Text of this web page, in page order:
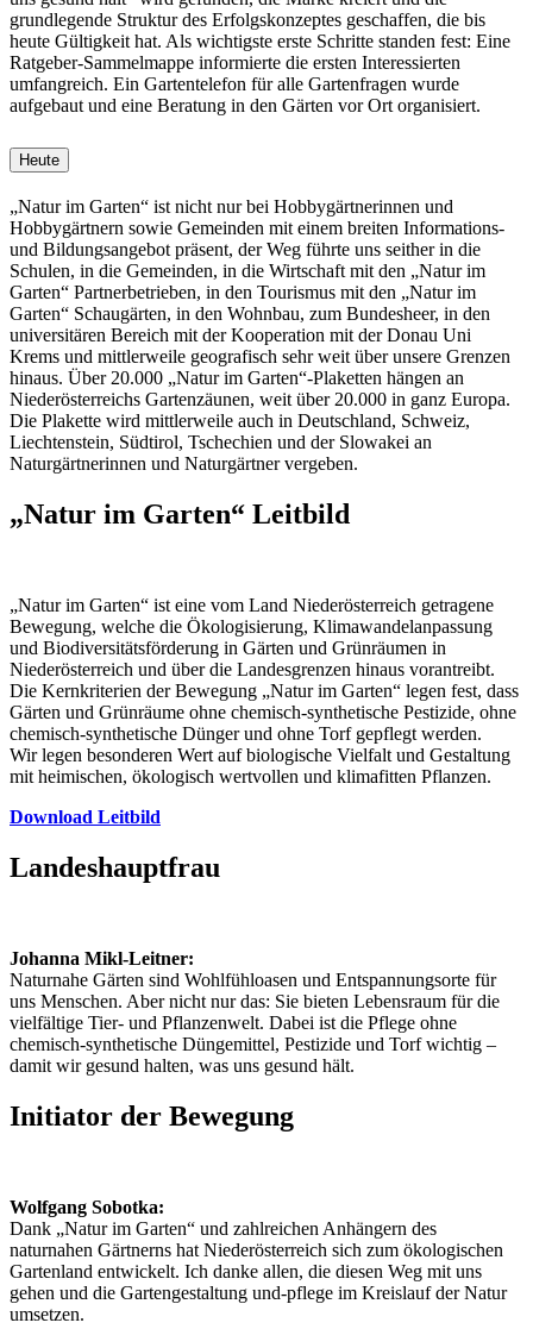
grundlegende Struktur des Erfolgskonzeptes geschaffen, die bis
heute Gültigkeit hat. Als wichtigste erste Schritte standen fest: Eine
Ratgeber-Sammelmappe informierte die ersten Interessierten
umfangreich. Ein Gartentelefon für alle Gartenfragen wurde
aufgebaut und eine Beratung in den Gärten vor Ort organisiert.
Heute
„Natur im Garten“ ist nicht nur bei Hobbygärtnerinnen und
Hobbygärtnern sowie Gemeinden mit einem breiten Informations-
und Bildungsangebot präsent, der Weg führte uns seither in die
Schulen, in die Gemeinden, in die Wirtschaft mit den „Natur im
Garten“ Partnerbetrieben, in den Tourismus mit den „Natur im
Garten“ Schaugärten, in den Wohnbau, zum Bundesheer, in den
universitären Bereich mit der Kooperation mit der Donau Uni
Krems und mittlerweile geografisch sehr weit über unsere Grenzen
hinaus. Über 20.000 „Natur im Garten“-Plaketten hängen an
Niederösterreichs Gartenzäunen, weit über 20.000 in ganz Europa.
Die Plakette wird mittlerweile auch in Deutschland, Schweiz,
Liechtenstein, Südtirol, Tschechien und der Slowakei an
Naturgärtnerinnen und Naturgärtner vergeben.
„Natur im Garten“ Leitbild
„Natur im Garten“ ist eine vom Land Niederösterreich getragene
Bewegung, welche die Ökologisierung, Klimawandelanpassung
und Biodiversitätsförderung in Gärten und Grünräumen in
Niederösterreich und über die Landesgrenzen hinaus vorantreibt.
Die Kernkriterien der Bewegung „Natur im Garten“ legen fest, dass
Gärten und Grünräume ohne chemisch-synthetische Pestizide, ohne
chemisch-synthetische Dünger und ohne Torf gepflegt werden.
Wir legen besonderen Wert auf biologische Vielfalt und Gestaltung
mit heimischen, ökologisch wertvollen und klimafitten Pflanzen.
Download Leitbild
Landeshauptfrau
Johanna Mikl-Leitner:
Naturnahe Gärten sind Wohlfühloasen und Entspannungsorte für
uns Menschen. Aber nicht nur das: Sie bieten Lebensraum für die
vielfältige Tier- und Pflanzenwelt. Dabei ist die Pflege ohne
chemisch-synthetische Düngemittel, Pestizide und Torf wichtig –
damit wir gesund halten, was uns gesund hält.
Initiator der Bewegung
Wolfgang Sobotka:
Dank „Natur im Garten“ und zahlreichen Anhängern des
naturnahen Gärtnerns hat Niederösterreich sich zum ökologischen
Gartenland entwickelt. Ich danke allen, die diesen Weg mit uns
gehen und die Gartengestaltung und-pflege im Kreislauf der Natur
umsetzen.